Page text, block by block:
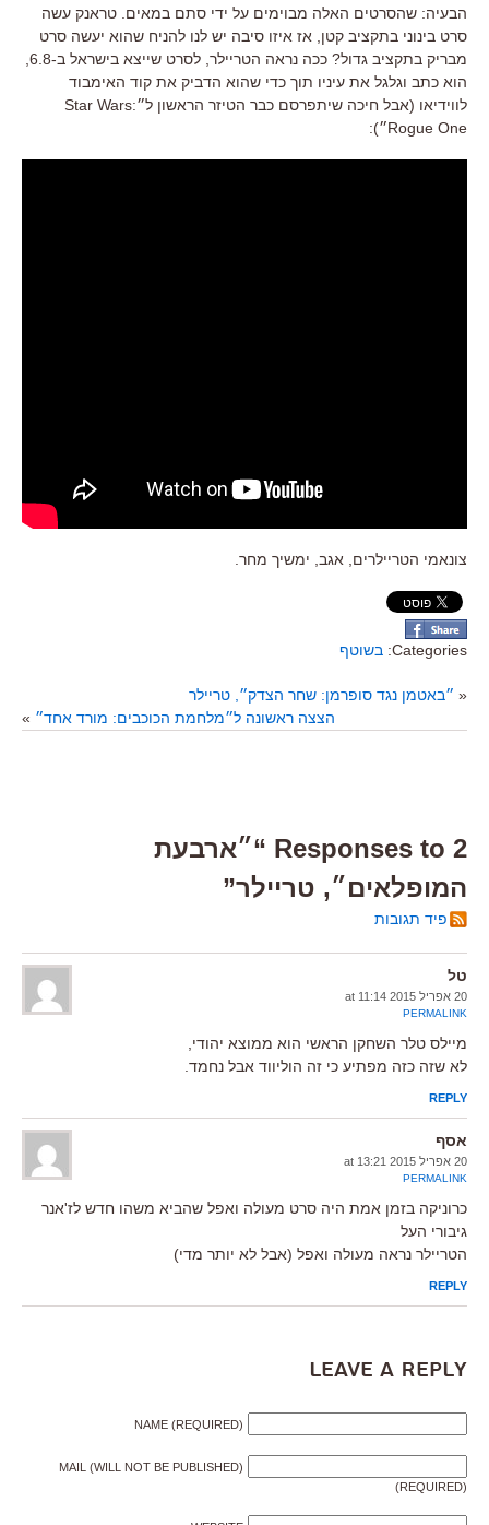
הבעיה: שהסרטים האלה מבוימים על ידי סתם במאים. טראנק עשה
סרט בינוני בתקציב קטן, אז איזו סיבה יש לנו להניח שהוא יעשה סרט
הוא כתב וגלגל את עיניו תוך כדי שהוא הדביק את קוד האימבוד
לווידיאו (אבל חיכה שיתפרסם כבר הטיזר הראשון ל״Star Wars:
Rogue One״):
צונאמי הטריילרים, אגב, ימשיך מחר.
Categories: בשוטף
« ״באטמן נגד סופרמן: שחר הצדק״, טריילר
הצצה ראשונה ל״מלחמת הכוכבים: מורד אחד״ »
2 Responses to “״ארבעת
המופלאים״, טריילר”
פיד תגובות
טל
20 אפריל 2015 at 11:14
PERMALINK
מיילס טלר השחקן הראשי הוא ממוצא יהודי,
לא שזה כזה מפתיע כי זה הוליווד אבל נחמד.
REPLY
אסף
20 אפריל 2015 at 13:21
PERMALINK
כרוניקה בזמן אמת היה סרט מעולה ואפל שהביא משהו חדש לז'אנר
גיבורי העל
הטריילר נראה מעולה ואפל (אבל לא יותר מדי)
REPLY
Leave a Reply
NAME (REQUIRED)
MAIL (WILL NOT BE PUBLISHED)
(REQUIRED)